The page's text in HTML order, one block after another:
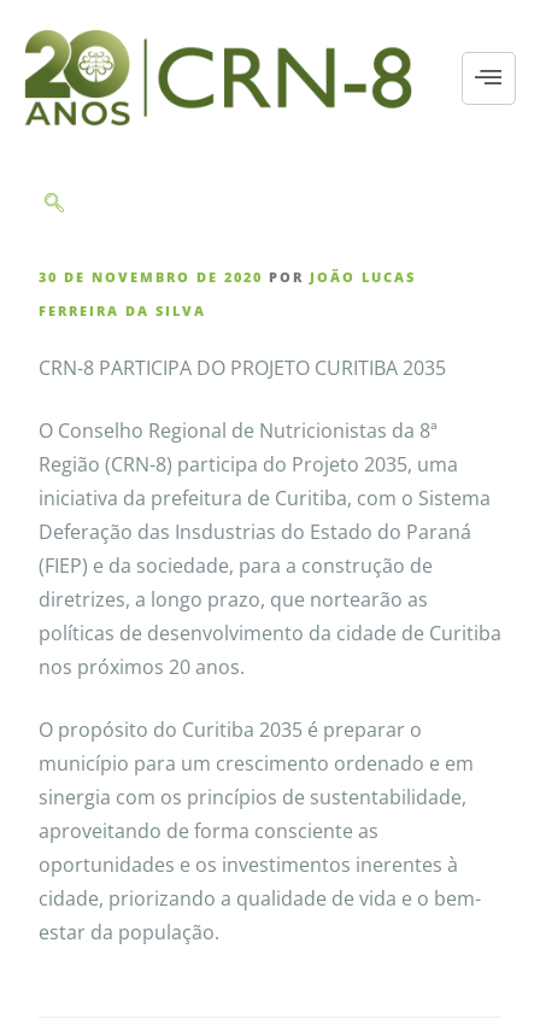
30 DE NOVEMBRO DE 2020 POR JOÃO LUCAS
FERREIRA DA SILVA
CRN-8 PARTICIPA DO PROJETO CURITIBA 2035
O Conselho Regional de Nutricionistas da 8ª
Região (CRN-8) participa do Projeto 2035, uma
iniciativa da prefeitura de Curitiba, com o Sistema
Deferação das Insdustrias do Estado do Paraná
(FIEP) e da sociedade, para a construção de
diretrizes, a longo prazo, que nortearão as
políticas de desenvolvimento da cidade de Curitiba
nos próximos 20 anos.
O propósito do Curitiba 2035 é preparar o
município para um crescimento ordenado e em
sinergia com os princípios de sustentabilidade,
aproveitando de forma consciente as
oportunidades e os investimentos inerentes à
cidade, priorizando a qualidade de vida e o bem-
estar da população.